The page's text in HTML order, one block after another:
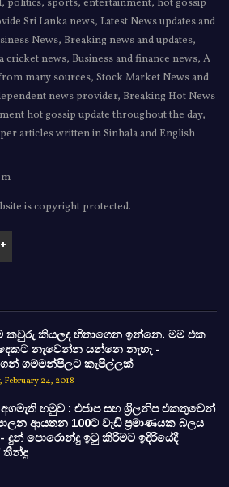
politics, sports, entertainment, hot gossip
Sri Lanka news, Latest News updates and
News, Breaking news and updates,
cricket news, Business and finance news, A
many sources, Stock Market News and
news provider, Breaking Hot News
hot gossip update throughout the day,
articles written in Sinhala and English
is copyright protected.
කවුරු කියලද හිතාගෙන ඉන්නෙ. මම එක
නැවෙන්න යන්නෙ නැහැ -
ගම්මන්පිලට කැපිල්ලක්
February 24, 2018
හමුව : එජාප සහ ශ්‍රිලනිප එකතුවෙන්
ආයතන 100ට වැඩි ප්‍රමාණයක බලය
දුන් පොරොන්දු ඉටු කිරීමට ඉදිරියේදී
තීන්දු